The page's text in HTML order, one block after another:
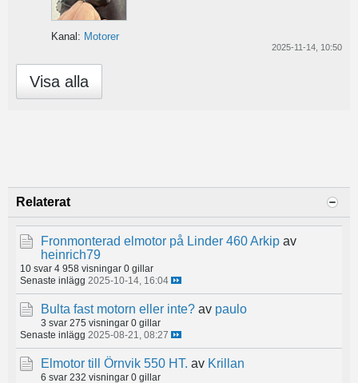
Kanal: Motorer
2025-11-14, 10:50
Visa alla
Relaterat
Fronmonterad elmotor på Linder 460 Arkip av
heinrich79
10 svar 4 958 visningar 0 gillar
Senaste inlägg 2025-10-14, 16:04
Bulta fast motorn eller inte? av paulo
3 svar 275 visningar 0 gillar
Senaste inlägg 2025-08-21, 08:27
Elmotor till Örnvik 550 HT. av Krillan
6 svar 232 visningar 0 gillar